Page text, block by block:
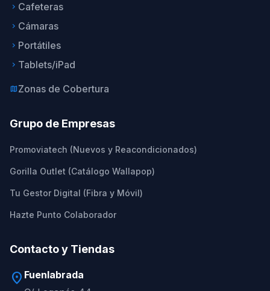
keyboard_arrow_right Cafeteras
keyboard_arrow_right Cámaras
keyboard_arrow_right Portátiles
keyboard_arrow_right Tablets/iPad
mapZonas de Cobertura
Grupo de Empresas
Promoviatech (Nuevos y Reacondicionados)
Gorilla Outlet (Catálogo Wallapop)
Tu Gestor Digital (Fibra y Móvil)
Hazte Punto Colaborador
Contacto y Tiendas
location_on Fuenlabrada